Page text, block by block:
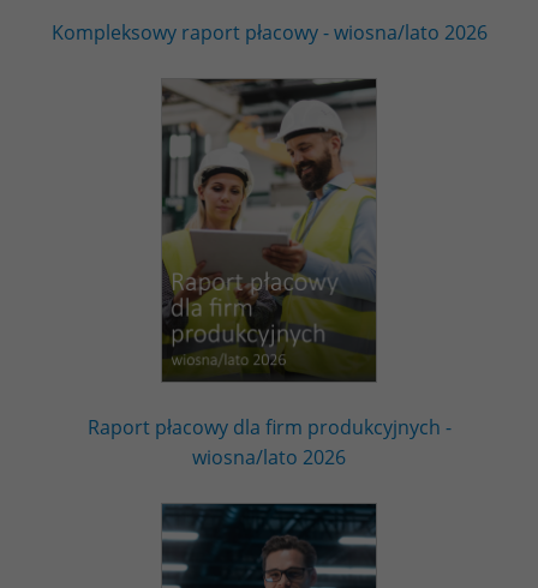
Kompleksowy raport płacowy - wiosna/lato 2026
Raport płacowy dla firm produkcyjnych -
wiosna/lato 2026